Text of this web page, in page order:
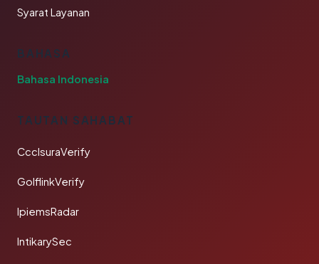
Syarat Layanan
BAHASA
Bahasa Indonesia
TAUTAN SAHABAT
CcclsuraVerify
GolflinkVerify
IpiemsRadar
IntikarySec